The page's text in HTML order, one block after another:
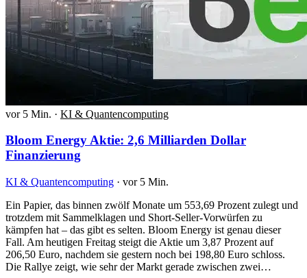
vor 5 Min. · KI & Quantencomputing
Bloom Energy Aktie: 2,6 Milliarden Dollar
Finanzierung
KI & Quantencomputing · vor 5 Min.
Ein Papier, das binnen zwölf Monate um 553,69 Prozent zulegt und
trotzdem mit Sammelklagen und Short-Seller-Vorwürfen zu
kämpfen hat – das gibt es selten. Bloom Energy ist genau dieser
Fall. Am heutigen Freitag steigt die Aktie um 3,87 Prozent auf
206,50 Euro, nachdem sie gestern noch bei 198,80 Euro schloss.
Die Rallye zeigt, wie sehr der Markt gerade zwischen zwei…